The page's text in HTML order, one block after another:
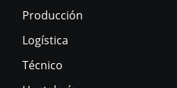
Producción
Logística
Técnico